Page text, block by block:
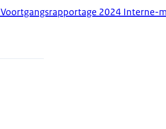
2024 Interne-